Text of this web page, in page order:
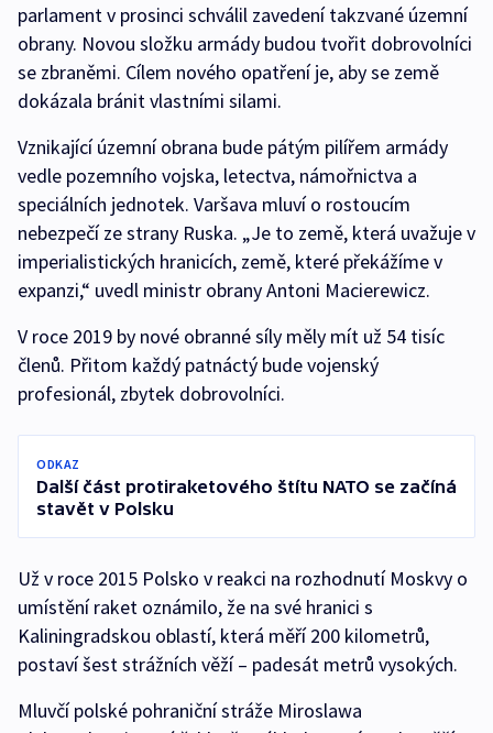
parlament v prosinci schválil zavedení takzvané územní
obrany. Novou složku armády budou tvořit dobrovolníci
se zbraněmi. Cílem nového opatření je, aby se země
dokázala bránit vlastními silami.
Vznikající územní obrana bude pátým pilířem armády
vedle pozemního vojska, letectva, námořnictva a
speciálních jednotek. Varšava mluví o rostoucím
nebezpečí ze strany Ruska. „Je to země, která uvažuje v
imperialistických hranicích, země, které překážíme v
expanzi,“ uvedl ministr obrany Antoni Macierewicz.
V roce 2019 by nové obranné síly měly mít už 54 tisíc
členů. Přitom každý patnáctý bude vojenský
profesionál, zbytek dobrovolníci.
ODKAZ
Další část protiraketového štítu NATO se začíná
stavět v Polsku
Už v roce 2015 Polsko v reakci na rozhodnutí Moskvy o
umístění raket oznámilo, že na své hranici s
Kaliningradskou oblastí, která měří 200 kilometrů,
postaví šest strážních věží – padesát metrů vysokých.
Mluvčí polské pohraniční stráže Miroslawa